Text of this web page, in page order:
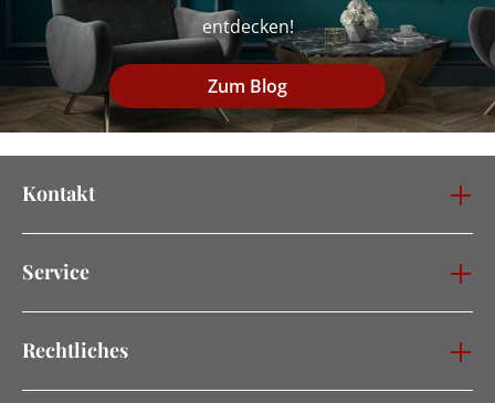
entdecken!
Zum Blog
Kontakt
Service
Rechtliches